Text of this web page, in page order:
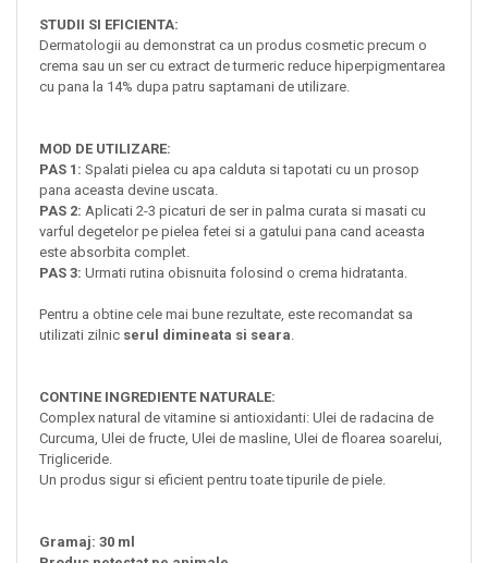
STUDII SI EFICIENTA:
Dermatologii au demonstrat ca un produs cosmetic precum o
crema sau un ser cu extract de turmeric reduce hiperpigmentarea
cu pana la 14% dupa patru saptamani de utilizare.
MOD DE UTILIZARE:
PAS 1: Spalati pielea cu apa calduta si tapotati cu un prosop
pana aceasta devine uscata.
PAS 2: Aplicati 2-3 picaturi de ser in palma curata si masati cu
varful degetelor pe pielea fetei si a gatului pana cand aceasta
este absorbita complet.
PAS 3: Urmati rutina obisnuita folosind o crema hidratanta.
Pentru a obtine cele mai bune rezultate, este recomandat sa
utilizati zilnic serul dimineata si seara
CONTINE INGREDIENTE NATURALE:
Complex natural de vitamine si antioxidanti: Ulei de radacina de
Curcuma, Ulei de fructe, Ulei de masline, Ulei de floarea soarelui,
Trigliceride.
Un produs sigur si eficient pentru toate tipurile de piele.
Gramaj: 30 ml